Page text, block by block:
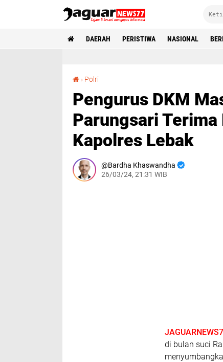
DAERAH PERISTIWA NASIONAL
› Polri
Pengurus DKM
Parungsari
Kapolres Lebak
Bardha Khaswandha
26/03/24, 21:31 WIB
di bulan suci